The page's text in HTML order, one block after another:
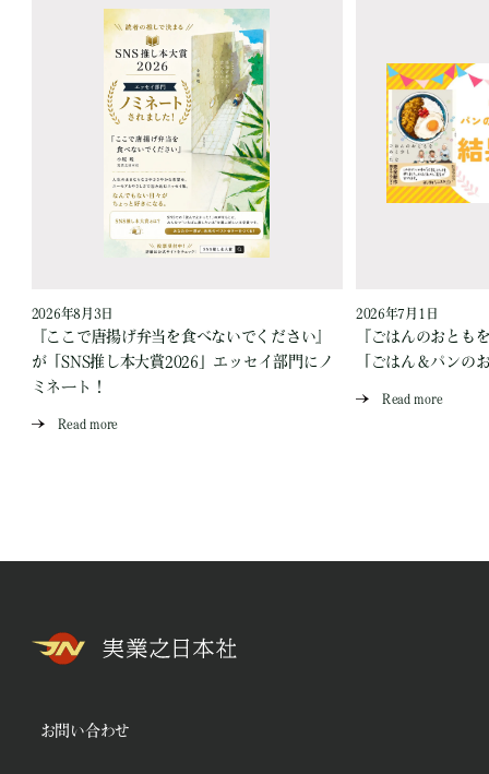
2026年8月3日
『ここで唐揚げ弁当を食べないでください』
が「SNS推し本大賞2026」エッセイ部門にノ
ミネート！
Read more
2026年7月1日
『ごはんのおとも
「ごはん＆パンの
Read more
お問い合わせ